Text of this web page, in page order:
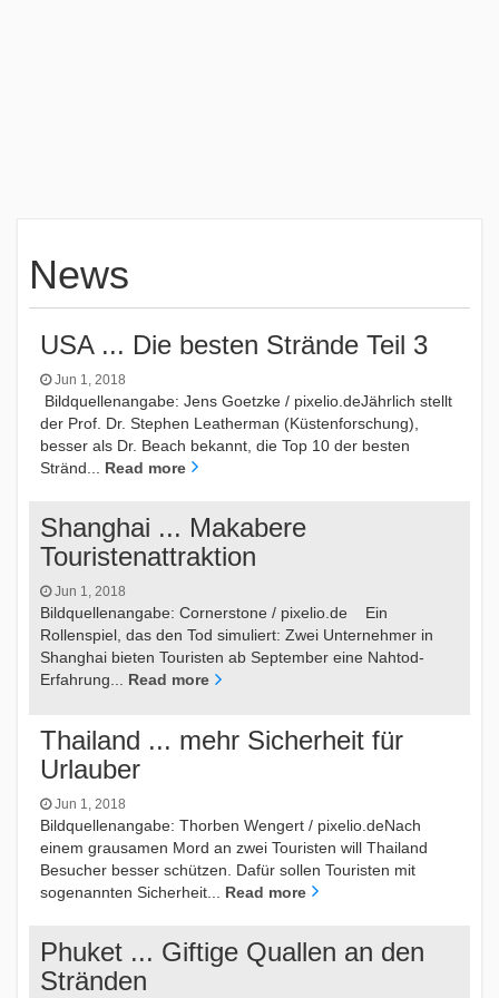
News
USA ... Die besten Strände Teil 3
Jun 1, 2018
Bildquellenangabe: Jens Goetzke / pixelio.deJährlich stellt
der Prof. Dr. Stephen Leatherman (Küstenforschung),
besser als Dr. Beach bekannt, die Top 10 der besten
Stränd... Read more
Shanghai ... Makabere
Touristenattraktion
Jun 1, 2018
Bildquellenangabe: Cornerstone / pixelio.de Ein
Rollenspiel, das den Tod simuliert: Zwei Unternehmer in
Shanghai bieten Touristen ab September eine Nahtod-
Erfahrung... Read more
Thailand ... mehr Sicherheit für
Urlauber
Jun 1, 2018
Bildquellenangabe: Thorben Wengert / pixelio.deNach
einem grausamen Mord an zwei Touristen will Thailand
Besucher besser schützen. Dafür sollen Touristen mit
sogenannten Sicherheit... Read more
Phuket ... Giftige Quallen an den
Stränden